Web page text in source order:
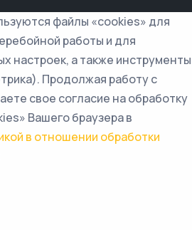
файлы «cookies» для
работы и для
настроек, а также инструменты
Продолжая работу с
свое согласие на обработку
Вашего браузера в
в отношении обработки